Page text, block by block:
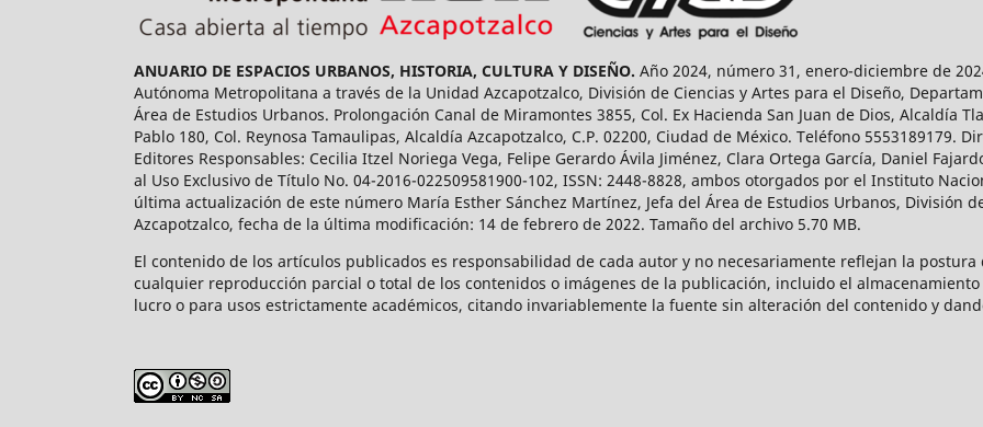
ANUARIO DE ESPACIOS URBANOS, HISTORIA, CULTURA Y DISEÑO. Año 2024, número 31, enero-diciembre de
Autónoma Metropolitana a través de la Unidad Azcapotzalco, División de Ciencias y Artes para el Diseño,
Área de Estudios Urbanos. Prolongación Canal de Miramontes 3855, Col. Ex Hacienda San Juan de Dios, Alcaldía
Pablo 180, Col. Reynosa Tamaulipas, Alcaldía Azcapotzalco, C.P. 02200, Ciudad de México. Teléfono 5553189179.
Editores Responsables: Cecilia Itzel Noriega Vega, Felipe Gerardo Ávila Jiménez, Clara Ortega García, Daniel
al Uso Exclusivo de Título No. 04-2016-022509581900-102, ISSN: 2448-8828, ambos otorgados por el Instituto
última actualización de este número María Esther Sánchez Martínez, Jefa del Área de Estudios Urbanos, División
Azcapotzalco, fecha de la última modificación: 14 de febrero de 2022. Tamaño del archivo 5.70 MB.
El contenido de los artículos publicados es responsabilidad de cada autor y no necesariamente reflejan la
cualquier reproducción parcial o total de los contenidos o imágenes de la publicación, incluido el
lucro o para usos estrictamente académicos, citando invariablemente la fuente sin alteración del contenido y